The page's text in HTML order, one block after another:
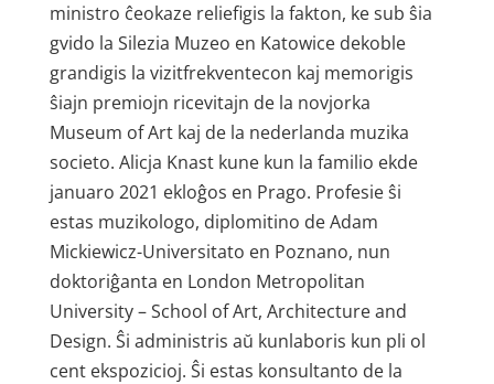
ministro ĉeokaze reliefigis la fakton, ke sub ŝia
gvido la Silezia Muzeo en Katowice dekoble
grandigis la vizitfrekventecon kaj memorigis
ŝiajn premiojn ricevitajn de la novjorka
Museum of Art kaj de la nederlanda muzika
societo. Alicja Knast kune kun la familio ekde
januaro 2021 ekloĝos en Prago. Profesie ŝi
estas muzikologo, diplomitino de Adam
Mickiewicz-Universitato en Poznano, nun
doktoriĝanta en London Metropolitan
University – School of Art, Architecture and
Design. Ŝi administris aŭ kunlaboris kun pli ol
cent ekspozicioj. Ŝi estas konsultanto de la